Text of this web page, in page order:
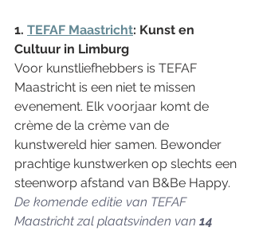
1. TEFAF Maastricht: Kunst en
Cultuur in Limburg
Voor kunstliefhebbers is TEFAF
Maastricht is een niet te missen
evenement. Elk voorjaar komt de
crème de la crème van de
kunstwereld hier samen. Bewonder
prachtige kunstwerken op slechts een
steenworp afstand van B&Be Happy.
De komende editie van TEFAF
Maastricht zal plaatsvinden van 14